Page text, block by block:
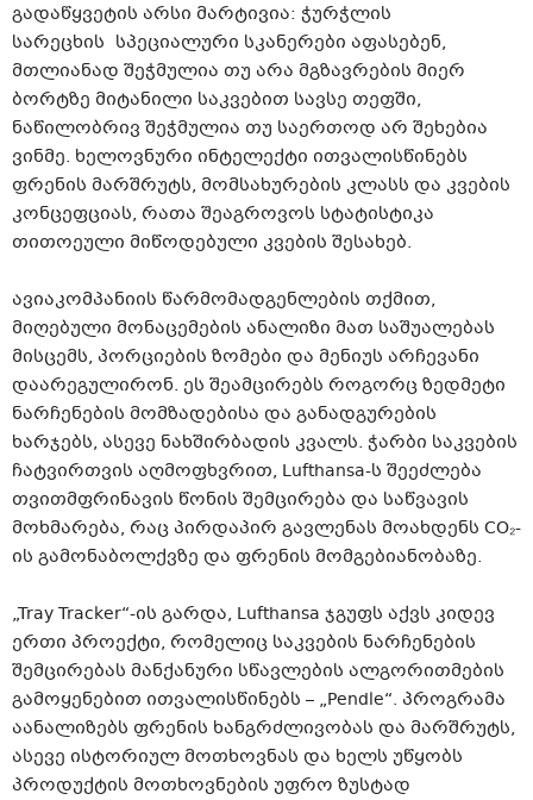
გადაწყვეტის არსი მარტივია: ჭურჭლის
სარეცხის სპეციალური სკანერები აფასებენ,
მთლიანად შეჭმულია თუ არა მგზავრების მიერ
ბორტზე მიტანილი საკვებით სავსე თეფში,
ნაწილობრივ შეჭმულია თუ საერთოდ არ შეხებია
ვინმე. ხელოვნური ინტელექტი ითვალისწინებს
ფრენის მარშრუტს, მომსახურების კლასს და კვების
კონცეფციას, რათა შეაგროვოს სტატისტიკა
თითოეული მიწოდებული კვების შესახებ.
ავიაკომპანიის წარმომადგენლების თქმით,
მიღებული მონაცემების ანალიზი მათ საშუალებას
მისცემს, პორციების ზომები და მენიუს არჩევანი
დაარეგულირონ. ეს შეამცირებს როგორც ზედმეტი
ნარჩენების მომზადებისა და განადგურების
ხარჯებს, ასევე ნახშირბადის კვალს. ჭარბი საკვების
ჩატვირთვის აღმოფხვრით, Lufthansa-ს შეეძლება
თვითმფრინავის წონის შემცირება და საწვავის
მოხმარება, რაც პირდაპირ გავლენას მოახდენს CO₂-
ის გამონაბოლქვზე და ფრენის მომგებიანობაზე.
„Tray Tracker“-ის გარდა, Lufthansa ჯგუფს აქვს კიდევ
ერთი პროექტი, რომელიც საკვების ნარჩენების
შემცირებას მანქანური სწავლების ალგორითმების
გამოყენებით ითვალისწინებს – „Pendle“. პროგრამა
აანალიზებს ფრენის ხანგრძლივობას და მარშრუტს,
ასევე ისტორიულ მოთხოვნას და ხელს უწყობს
პროდუქტის მოთხოვნების უფრო ზუსტად